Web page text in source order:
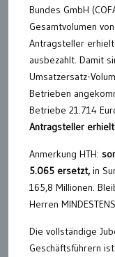
Bundes GmbH
Gesamtvolumen
Antragsteller
ausbezahlt. Damit
Umsatzersatz-
Betrieben
Betriebe 21.714
Antragsteller
Anmerkung HTH:
5.065 ersetzt,in
165,8 Millionen.
Herren
Die vollständige
Geschäftsführern